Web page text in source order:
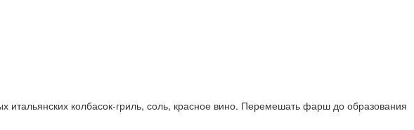
колбасок-гриль, соль, красное вино. Перемешать фарш до образования